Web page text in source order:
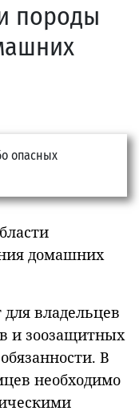
породы
домашних
владельцев
и зоозащитных
В
необходимо